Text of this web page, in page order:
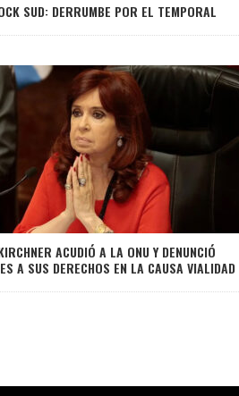
SUD: DERRUMBE POR EL TEMPORAL
ACUDIÓ A LA ONU Y DENUNCIÓ
A SUS DERECHOS EN LA CAUSA VIALIDAD